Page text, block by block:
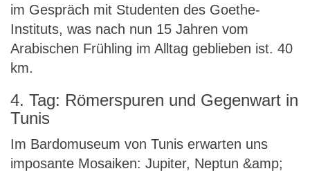
im Gespräch mit Studenten des Goethe-
Instituts, was nach nun 15 Jahren vom
Arabischen Frühling im Alltag geblieben ist. 40
km.
4. Tag: Römerspuren und Gegenwart in
Tunis
Im Bardomuseum von Tunis erwarten uns
imposante Mosaiken: Jupiter, Neptun &amp;